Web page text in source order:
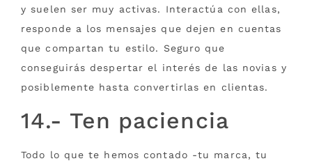
y suelen ser muy activas. Interactúa con ellas,
responde a los mensajes que dejen en cuentas
que compartan tu estilo. Seguro que
conseguirás despertar el interés de las novias y
posiblemente hasta convertirlas en clientas.
14.- Ten paciencia
Todo lo que te hemos contado -tu marca, tu